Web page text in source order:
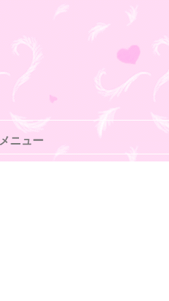
メニュー